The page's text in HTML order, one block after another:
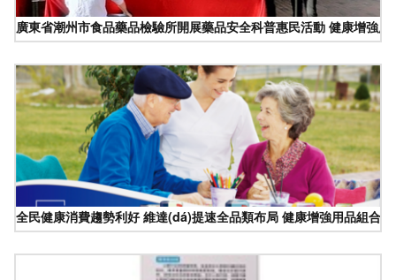
廣東省潮州市食品藥品檢驗所開展藥品安全科普惠民活動 健康增強用
全民健康消費趨勢利好 維達(dá)提速全品類布局 健康增強用品組合